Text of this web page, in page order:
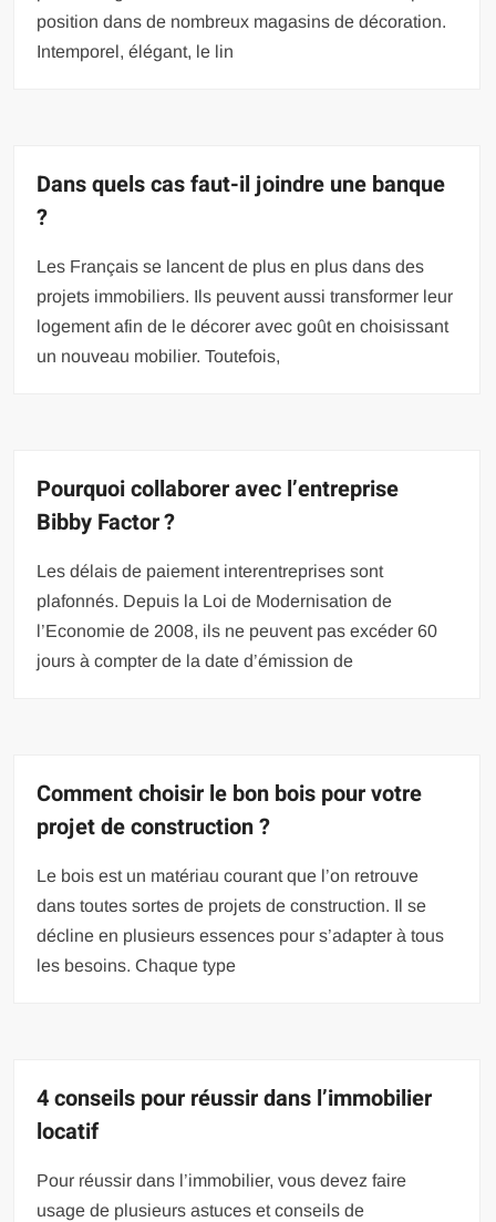
position dans de nombreux magasins de décoration.
Intemporel, élégant, le lin
Dans quels cas faut-il joindre une banque
?
Les Français se lancent de plus en plus dans des
projets immobiliers. Ils peuvent aussi transformer leur
logement afin de le décorer avec goût en choisissant
un nouveau mobilier. Toutefois,
Pourquoi collaborer avec l’entreprise
Bibby Factor ?
Les délais de paiement interentreprises sont
plafonnés. Depuis la Loi de Modernisation de
l’Economie de 2008, ils ne peuvent pas excéder 60
jours à compter de la date d’émission de
Comment choisir le bon bois pour votre
projet de construction ?
Le bois est un matériau courant que l’on retrouve
dans toutes sortes de projets de construction. Il se
décline en plusieurs essences pour s’adapter à tous
les besoins. Chaque type
4 conseils pour réussir dans l’immobilier
locatif
Pour réussir dans l’immobilier, vous devez faire
usage de plusieurs astuces et conseils de